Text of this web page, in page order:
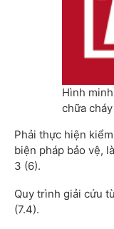
Hình
chữa cháy
Phải thực hiện
biện pháp bảo vệ,
3 (6).
Quy trình giải cứu
(7.4).